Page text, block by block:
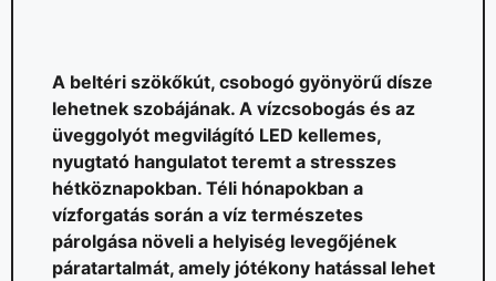
A beltéri szökőkút, csobogó gyönyörű dísze
lehetnek szobájának. A vízcsobogás és az
üveggolyót megvilágító LED kellemes,
nyugtató hangulatot teremt a stresszes
hétköznapokban. Téli hónapokban a
vízforgatás során a víz természetes
párolgása növeli a helyiség levegőjének
páratartalmát, amely jótékony hatással lehet